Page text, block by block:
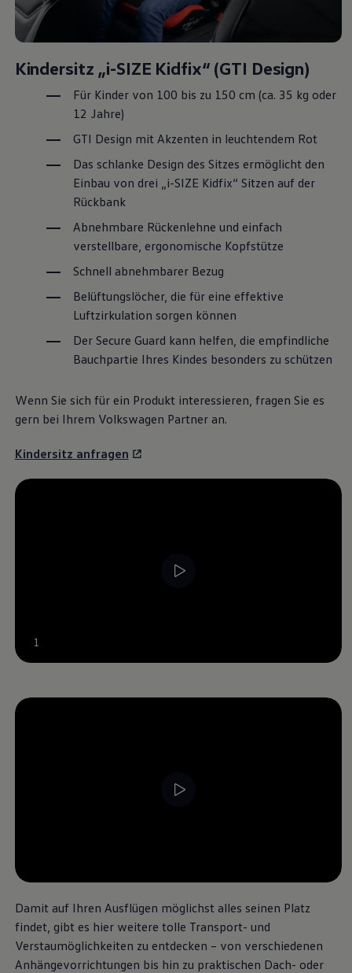
Kindersitz „i-SIZE Kidfix“ (GTI Design)
Für Kinder von 100 bis zu 150 cm (ca. 35 kg oder
12 Jahre)
GTI Design mit Akzenten in leuchtendem Rot
Das schlanke Design des Sitzes ermöglicht den
Einbau von drei „i-SIZE Kidfix“ Sitzen auf der
Rückbank
Abnehmbare Rückenlehne und einfach
verstellbare, ergonomische Kopfstütze
Schnell abnehmbarer Bezug
Belüftungslöcher, die für eine effektive
Luftzirkulation sorgen können
Der Secure Guard kann helfen, die empfindliche
Bauchpartie Ihres Kindes besonders zu schützen
Wenn Sie sich für ein Produkt interessieren, fragen Sie es
gern bei Ihrem Volkswagen Partner an.
Kindersitz anfragen
Verbleibende Zeit,
1
Damit auf Ihren Ausflügen möglichst alles seinen Platz
findet, gibt es hier weitere tolle Transport- und
Verstaumöglichkeiten zu entdecken – von verschiedenen
Anhängevorrichtungen bis hin zu praktischen Dach- oder